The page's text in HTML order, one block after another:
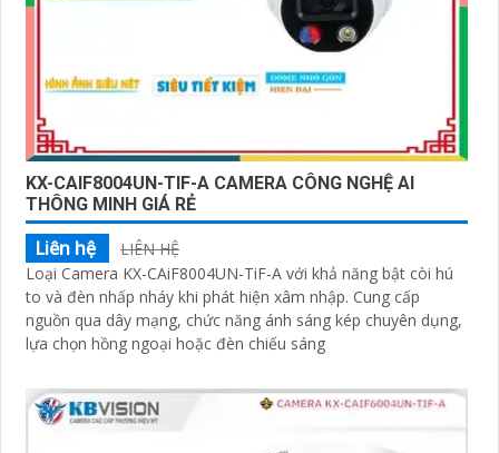
KX-CAIF8004UN-TIF-A CAMERA CÔNG NGHỆ AI
THÔNG MINH GIÁ RẺ
Liên hệ
LIÊN HỆ
Loại Camera KX-CAiF8004UN-TiF-A với khả năng bật còi hú
to và đèn nhấp nháy khi phát hiện xâm nhập. Cung cấp
nguồn qua dây mạng, chức năng ánh sáng kép chuyên dụng,
lựa chọn hồng ngoại hoặc đèn chiếu sáng